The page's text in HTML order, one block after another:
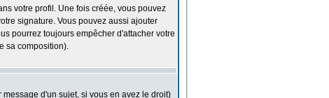
votre profil. Une fois créée, vous pouvez
signature. Vous pouvez aussi ajouter
pourrez toujours empêcher d'attacher votre
sa composition).
d'un sujet, si vous en avez le droit)